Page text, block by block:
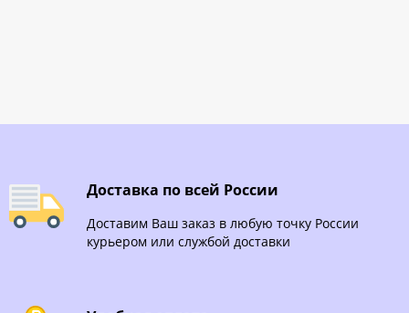
Доставка по всей России
Доставим Ваш заказ в любую точку России
курьером или службой доставки